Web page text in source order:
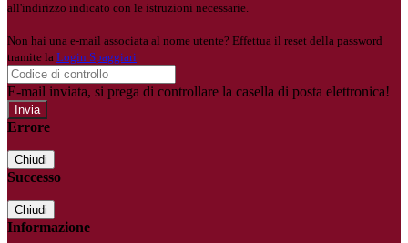
all'indirizzo indicato con le istruzioni necessarie.
Non hai una e-mail associata al nome utente? Effettua il reset della password
tramite la Login Spaggiari
E-mail inviata, si prega di controllare la casella di posta elettronica!
Errore
Chiudi
Successo
Chiudi
Informazione